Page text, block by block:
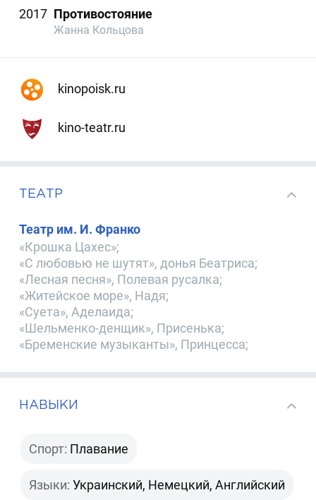
2017 Противостояние
Жанна Кольцова
kinopoisk.ru
kino-teatr.ru
ТЕАТР
Театр им. И. Франко
«Крошка Цахес»;
«С любовью не шутят», донья Беатриса;
«Лесная песня», Полевая русалка;
«Житейское море», Надя;
«Суета», Аделаида;
«Шельменко-денщик», Присенька;
«Бременские музыканты», Принцесса;
НАВЫКИ
Спорт: Плавание
Языки: Украинский, Немецкий, Английский